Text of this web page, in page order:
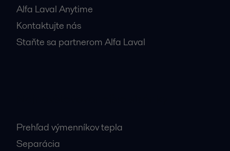
Alfa Laval Anytime
Kontaktujte nás
Staňte sa partnerom Alfa Laval
Prehľad výmenníkov tepla
Separácia